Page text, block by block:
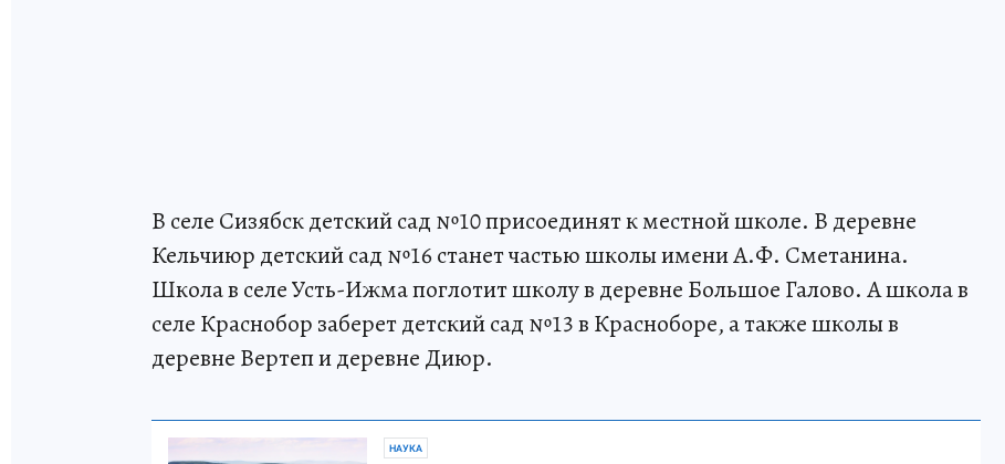
В селе Сизябск детский сад №10 присоединят к местной школе. В деревне
Кельчиюр детский сад №16 станет частью школы имени А.Ф. Сметанина.
Школа в селе Усть-Ижма поглотит школу в деревне Большое Галово. А школа в
селе Краснобор заберет детский сад №13 в Красноборе, а также школы в
деревне Вертеп и деревне Диюр.
НАУКА